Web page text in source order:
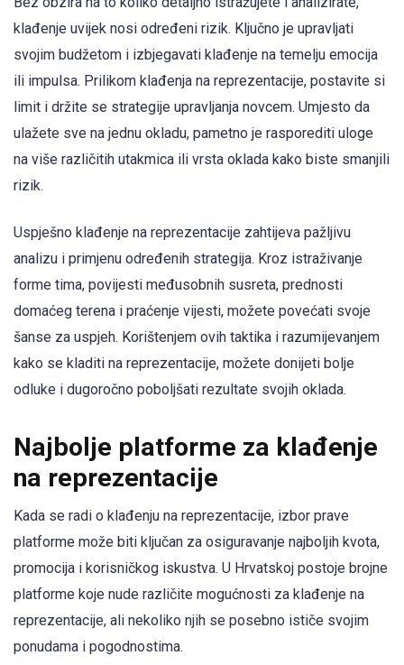
klađenje uvijek nosi određeni rizik. Ključno je upravljati
svojim budžetom i izbjegavati klađenje na temelju emocija
ili impulsa. Prilikom klađenja na reprezentacije, postavite si
limit i držite se strategije upravljanja novcem. Umjesto da
ulažete sve na jednu okladu, pametno je rasporediti uloge
na više različitih utakmica ili vrsta oklada kako biste smanjili
rizik.
Uspješno klađenje na reprezentacije zahtijeva pažljivu
analizu i primjenu određenih strategija. Kroz istraživanje
forme tima, povijesti međusobnih susreta, prednosti
domaćeg terena i praćenje vijesti, možete povećati svoje
šanse za uspjeh. Korištenjem ovih taktika i razumijevanjem
kako se kladiti na reprezentacije, možete donijeti bolje
odluke i dugoročno poboljšati rezultate svojih oklada.
Najbolje platforme za klađenje
na reprezentacije
Kada se radi o klađenju na reprezentacije, izbor prave
platforme može biti ključan za osiguravanje najboljih kvota,
promocija i korisničkog iskustva. U Hrvatskoj postoje brojne
platforme koje nude različite mogućnosti za klađenje na
reprezentacije, ali nekoliko njih se posebno ističe svojim
ponudama i pogodnostima.